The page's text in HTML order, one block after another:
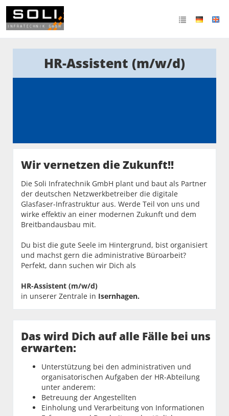
HR-Assistent (m/w/d)
Wir vernetzen die Zukunft!!
Die Soli Infratechnik GmbH plant und baut als Partner
der deutschen Netzwerkbetreiber die digitale
Glasfaser-Infrastruktur aus. Werde Teil von uns und
wirke effektiv an einer modernen Zukunft und dem
Breitbandausbau mit.
Du bist die gute Seele im Hintergrund, bist organisiert
und machst gern die administrative Büroarbeit?
Perfekt, dann suchen wir Dich als
HR-Assistent (m/w/d)
in unserer Zentrale in Isernhagen.
Das wird Dich auf alle Fälle bei uns
erwarten:
Unterstützung bei den administrativen und
organisatorischen Aufgaben der HR-Abteilung
unter anderem:
Betreuung der Angestellten
Einholung und Verarbeitung von Informationen